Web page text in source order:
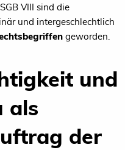
SGB VIII sind die
und intergeschlechtlich
griffen geworden.
und
als
der